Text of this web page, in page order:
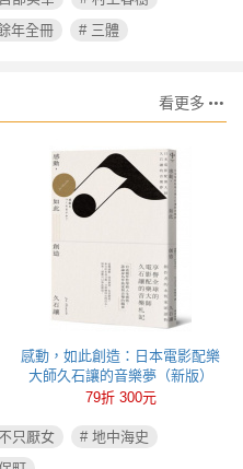
年全冊 # 三體
看更多
感動，如此創造：日本電影配樂
大師久石讓的音樂夢（新版）
79折 300元
只厭女
# 地中海史